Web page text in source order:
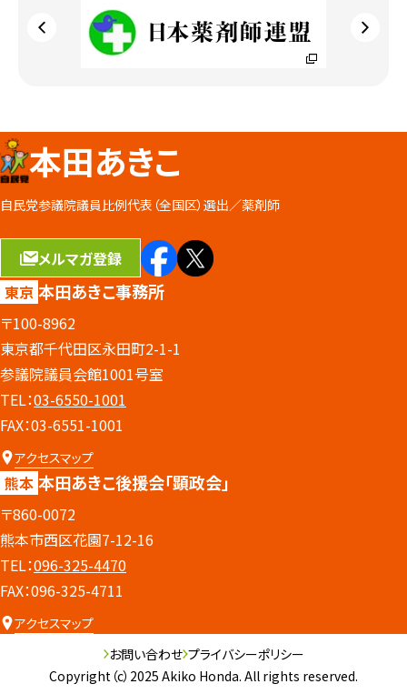
本田あきこ
自民党参議院議員比例代表（全国区）選出／薬剤師
メルマガ登録
東京 本田あきこ事務所
〒100-8962
東京都千代田区永田町2-1-1
参議院議員会館1001号室
TEL：03-6550-1001
FAX：03-6551-1001
アクセスマップ
熊本 本田あきこ後援会「顕政会」
〒860-0072
熊本市西区花園7-12-16
TEL：096-325-4470
FAX：096-325-4711
アクセスマップ
お問い合わせ プライバシーポリシー
Copyright（c）2025 Akiko Honda. All rights reserved.